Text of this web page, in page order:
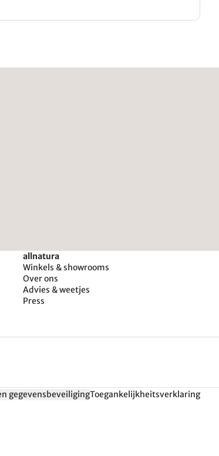
allnatura
Winkels & showrooms
Over ons
Advies & weetjes
Press
gegevensbeveiligingToegankelijkheitsverklaring